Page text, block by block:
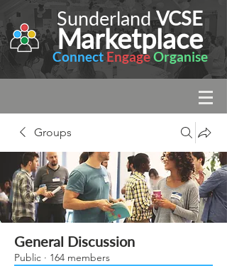
Marketplace
SunderlandVCSE
ConnectEngageOrganise
Groups
General Discussion
Public · 164 members